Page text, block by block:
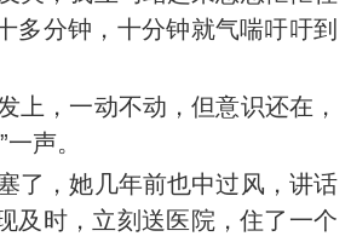
多分钟，十分钟就气喘吁吁到
上，一动不动，但意识还在，
声。
了，她几年前也中过风，讲话
及时，立刻送医院，住了一个